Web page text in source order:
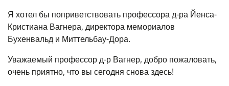
Я хотел бы поприветствовать профессора д-ра Йенса-
Кристиана Вагнера, директора мемориалов
Бухенвальд и Миттельбау-Дора.
Уважаемый профессор д-р Вагнер, добро пожаловать,
очень приятно, что вы сегодня снова здесь!